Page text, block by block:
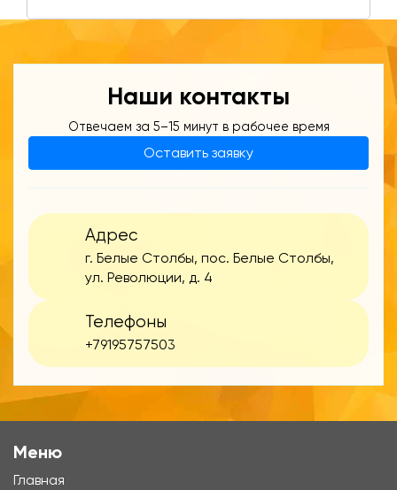
Наши контакты
Отвечаем за 5–15 минут в рабочее время
Оставить заявку
Адрес
г. Белые Столбы, пос. Белые Столбы,
ул. Революции, д. 4
Телефоны
+79195757503
Меню
Главная